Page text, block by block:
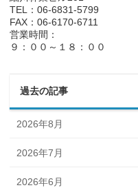
TEL：06-6831-5799
FAX：06-6170-6711
営業時間：
９：００～１８：００
過去の記事
2026年8月
2026年7月
2026年6月